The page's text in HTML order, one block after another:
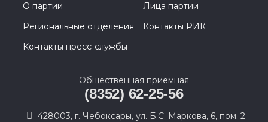
О партии
Лица партии
Региональные отделения
Контакты РИК
Контакты пресс-службы
Общественная приемная
(8352) 62-25-56
428003, г. Чебоксары, ул. Б.С. Маркова, 6, пом. 2